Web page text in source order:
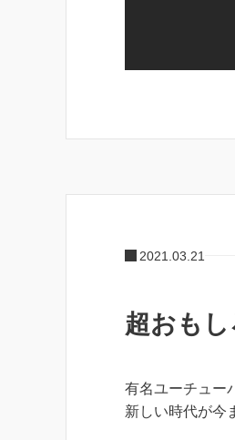
2021.03.21
超おも
有名ユーチュー
新しい時代が今